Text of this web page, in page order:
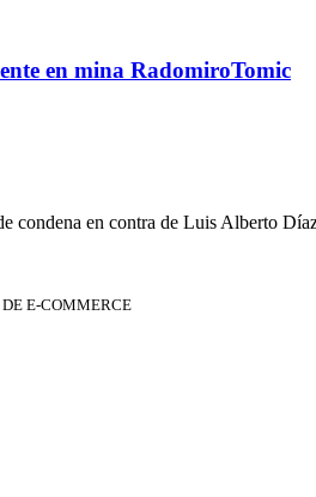
en mina RadomiroTomic
condena en contra de Luis Alberto
DE E-COMMERCE